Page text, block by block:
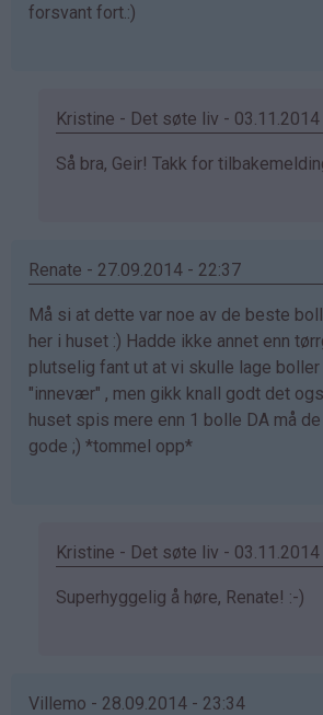
forsvant fort.:)
Kristine - Det søte liv -
Som
Geir
(ikke
bekreftet)
Så bra, Geir! Takk for
Renate - 27.09.2014 - 22:37
Må si at dette var noe av de beste
her i huset :) Hadde ikke annet enn
plutselig fant ut at vi skulle lage boller
"innevær" , men gikk knall godt det
huset spis mere enn 1 bolle DA må
gode ;) *tommel opp*
Kristine - Det søte liv - 03.11.2014
Som
Renate
Superhyggelig å høre, Renate! :-)
Villemo - 28.09.2014 - 23:34